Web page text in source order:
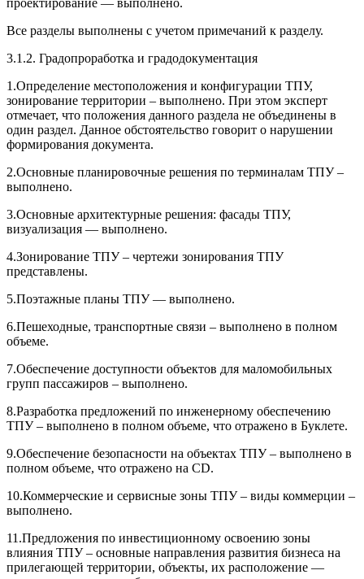
проектирование — выполнено.
Все разделы выполнены с учетом примечаний к разделу.
3.1.2. Градопроработка и градодокументация
1.Определение местоположения и конфигурации ТПУ,
зонирование территории – выполнено. При этом эксперт
отмечает, что положения данного раздела не объединены в
один раздел. Данное обстоятельство говорит о нарушении
формирования документа.
2.Основные планировочные решения по терминалам ТПУ –
выполнено.
3.Основные архитектурные решения: фасады ТПУ,
визуализация — выполнено.
4.Зонирование ТПУ – чертежи зонирования ТПУ
представлены.
5.Поэтажные планы ТПУ — выполнено.
6.Пешеходные, транспортные связи – выполнено в полном
объеме.
7.Обеспечение доступности объектов для маломобильных
групп пассажиров – выполнено.
8.Разработка предложений по инженерному обеспечению
ТПУ – выполнено в полном объеме, что отражено в Буклете.
9.Обеспечение безопасности на объектах ТПУ – выполнено в
полном объеме, что отражено на CD.
10.Коммерческие и сервисные зоны ТПУ – виды коммерции –
выполнено.
11.Предложения по инвестиционному освоению зоны
влияния ТПУ – основные направления развития бизнеса на
прилегающей территории, объекты, их расположение —